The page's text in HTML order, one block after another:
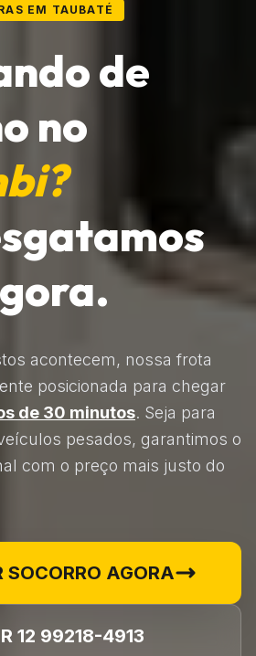
EM TAUBATÉ
de
no
acontecem, nossa frota
posicionada para chegar
de 30 minutos. Seja para
pesados, garantimos o
com o preço mais justo do
SOCORRO AGORA
12 99218-4913